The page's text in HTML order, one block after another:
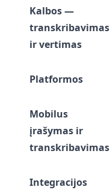
Kalbos —
transkribavimas
ir vertimas
Platformos
Mobilus
įrašymas ir
transkribavimas
Integracijos